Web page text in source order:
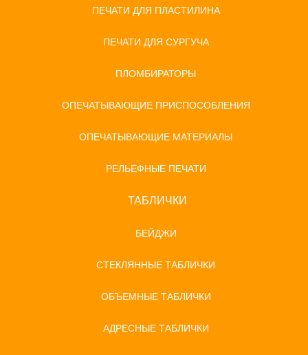
ПЕЧАТИ ДЛЯ ПЛАСТИЛИНА
ПЕЧАТИ ДЛЯ СУРГУЧА
ПЛОМБИРАТОРЫ
ОПЕЧАТЫВАЮЩИЕ ПРИСПОСОБЛЕНИЯ
ОПЕЧАТЫВАЮЩИЕ МАТЕРИАЛЫ
РЕЛЬЕФНЫЕ ПЕЧАТИ
ТАБЛИЧКИ
БЕЙДЖИ
СТЕКЛЯННЫЕ ТАБЛИЧКИ
ОБЪЕМНЫЕ ТАБЛИЧКИ
АДРЕСНЫЕ ТАБЛИЧКИ